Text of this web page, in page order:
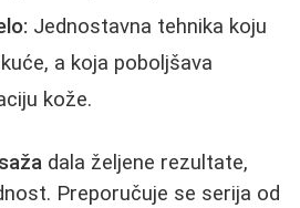
Jednostavna tehnika koju
a koja poboljšava
kože.
dala željene rezultate,
Preporučuje se serija od